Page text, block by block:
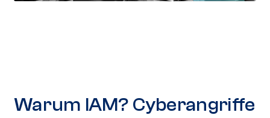
Warum IAM? Cyberangriffe